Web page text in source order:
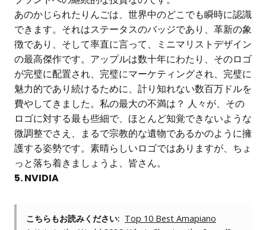
あのかじられたりんごは、世界中のどこでも瞬時に認識
できます。それはステータスのバッジであり、革新の象
徴であり、そして率直に言って、ミニマリストデザイン
の最高傑作です。アップルは数十年にわたり、そのロゴ
が完璧に配置され、完璧にマーケティングされ、完璧に
魅力的であり続けるために、計り知れない数百万ドルを
費やしてきました。私の最大の不満は？ 人々が、その
ロゴに対する最も些細で、ほとんど知覚できないような
微調整でさえ、まるで宗教的な遺物であるかのように擁
護する姿勢です。素晴らしいロゴではありますが、ちょ
っと落ち着きましょうよ、皆さん。
5. NVIDIA
こちらもお読みください: Top 10 Best Amapiano